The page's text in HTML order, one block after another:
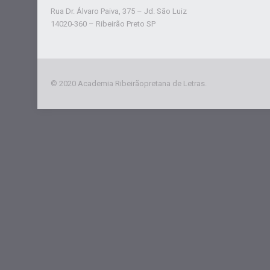
Rua Dr. Álvaro Paiva, 375 – Jd. São Luiz
14020-360 – Ribeirão Preto SP
© 2020 Academia Ribeirãopretana de Letras.